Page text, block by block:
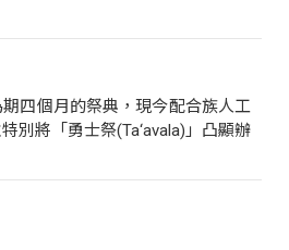
四個月的祭典，現今配合族人工
別將「勇士祭(Ta‘avala)」凸顯辦